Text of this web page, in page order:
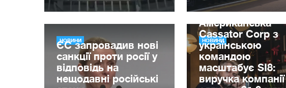
НОВИНИ
ЄС запровадив нові
санкції проти росії у
відповідь на
нещодавні російські
НОВИНИ
Американська
Cassator Corp з
українською
командою
масштабує SI8:
виручка компанії